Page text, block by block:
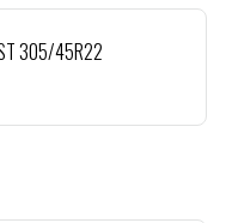
305/45R22